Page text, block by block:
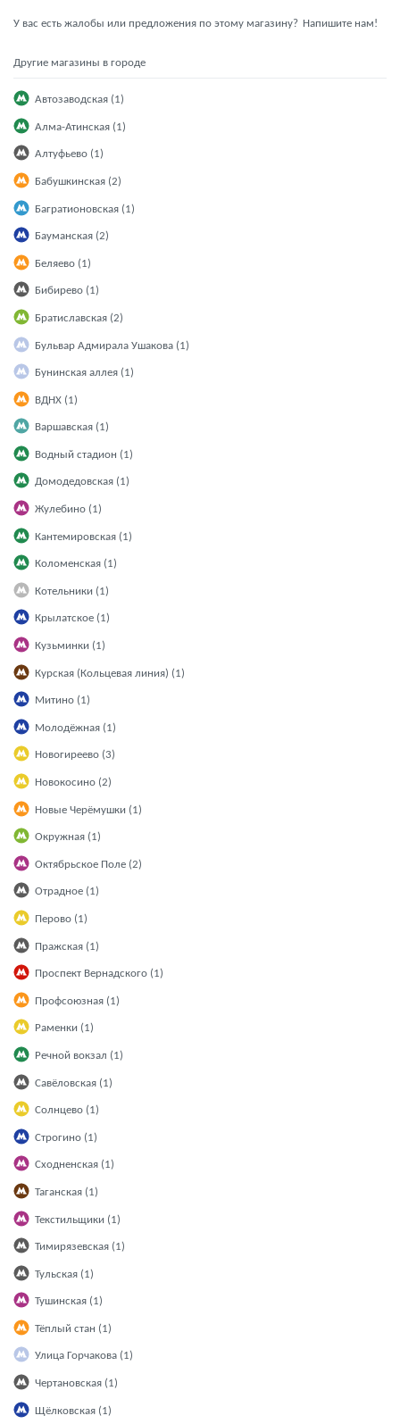
У вас есть жалобы или предложения по этому магазину? Напишите нам!
Другие магазины в городе
Автозаводская (1)
Алма-Атинская (1)
Алтуфьево (1)
Бабушкинская (2)
Багратионовская (1)
Бауманская (2)
Беляево (1)
Бибирево (1)
Братиславская (2)
Бульвар Адмирала Ушакова (1)
Бунинская аллея (1)
ВДНХ (1)
Варшавская (1)
Водный стадион (1)
Домодедовская (1)
Жулебино (1)
Кантемировская (1)
Коломенская (1)
Котельники (1)
Крылатское (1)
Кузьминки (1)
Курская (Кольцевая линия) (1)
Митино (1)
Молодёжная (1)
Новогиреево (3)
Новокосино (2)
Новые Черёмушки (1)
Окружная (1)
Октябрьское Поле (2)
Отрадное (1)
Перово (1)
Пражская (1)
Проспект Вернадского (1)
Профсоюзная (1)
Раменки (1)
Речной вокзал (1)
Савёловская (1)
Солнцево (1)
Строгино (1)
Сходненская (1)
Таганская (1)
Текстильщики (1)
Тимирязевская (1)
Тульская (1)
Тушинская (1)
Тёплый стан (1)
Улица Горчакова (1)
Чертановская (1)
Щёлковская (1)